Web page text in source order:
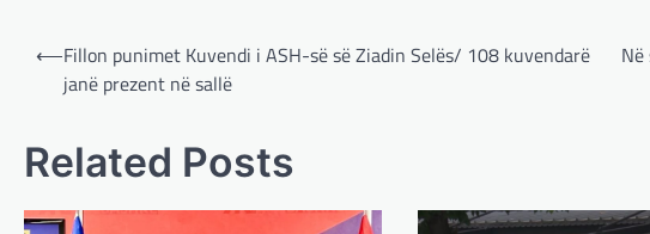
Post
navigation
⟵Fillon punimet Kuvendi i ASH-së së Ziadin Selës/ 108 kuvendarë
janë prezent në sallë
Related Posts